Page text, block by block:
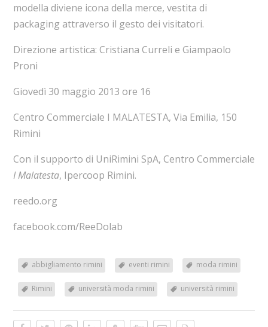
modella diviene icona della merce, vestita di
packaging attraverso il gesto dei visitatori.
Direzione artistica: Cristiana Curreli e Giampaolo
Proni
Giovedì 30 maggio 2013 ore 16
Centro Commerciale I MALATESTA, Via Emilia, 150
Rimini
Con il supporto di UniRimini SpA, Centro Commerciale
I Malatesta, Ipercoop Rimini.
reedo.org
facebook.com/ReeDolab
abbigliamento rimini eventi rimini moda rimini
Rimini università moda rimini università rimini